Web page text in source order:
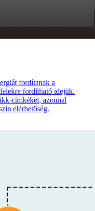
fordítanak a
fordítható idejük.
címkéket, azonnal
elérhetőség.